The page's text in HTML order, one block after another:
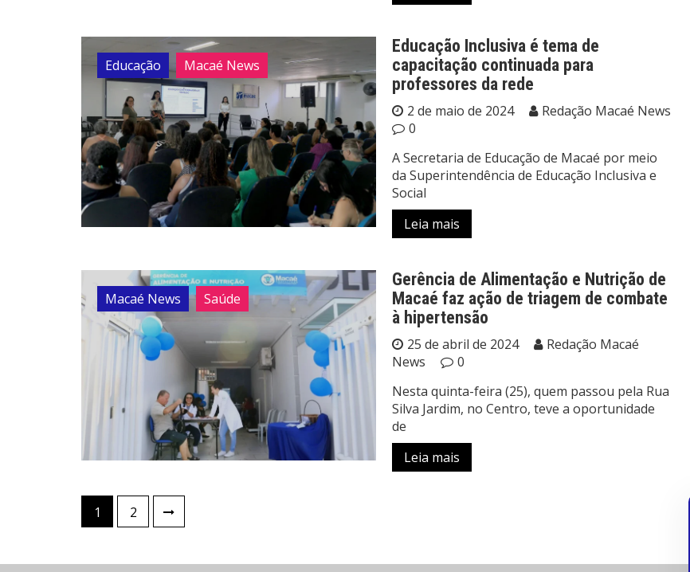
Educação Macaé News
Educação Inclusiva é tema de
capacitação continuada para
professores da rede
2 de maio de 2024
Redação Macaé News
0
A Secretaria de Educação de Macaé por meio
da Superintendência de Educação Inclusiva e
Social
Leia mais
Macaé News Saúde
Gerência de Alimentação e Nutrição de
Macaé faz ação de triagem de combate
à hipertensão
25 de abril de 2024
Redação Macaé
News
0
Nesta quinta-feira (25), quem passou pela Rua
Silva Jardim, no Centro, teve a oportunidade
de
Leia mais
1 2